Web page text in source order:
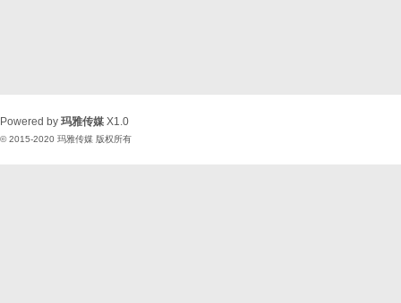
Powered by 玛雅传媒 X1.0
© 2015-2020 玛雅传媒 版权所有